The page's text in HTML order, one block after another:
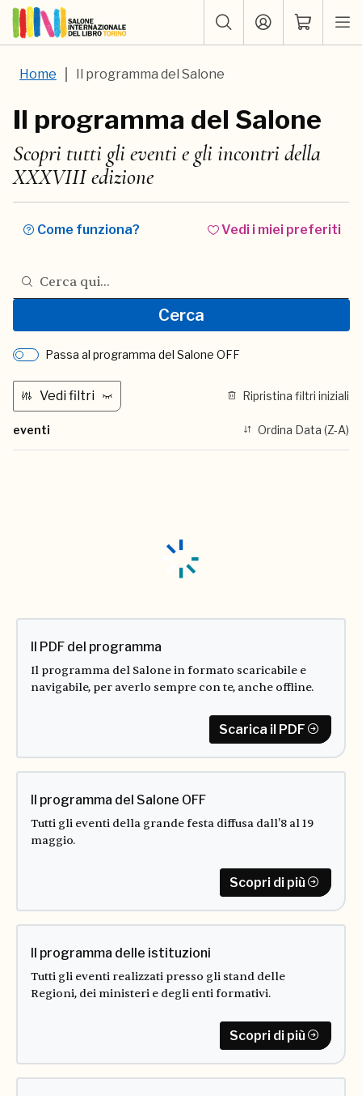
Home Il programma del Salone
Il programma del Salone
Scopri tutti gli eventi e gli incontri della
XXXVIII edizione
Come funziona? Vedi i miei preferiti
Cerca nel programma del Salone
Cerca
Passa al programma del Salone OFF
Vedi filtri Ripristina filtri iniziali
eventi Ordina Data (Z-A)
Il PDF del programma
Il programma del Salone in formato scaricabile e
navigabile, per averlo sempre con te, anche offline.
Scarica il PDF
Il programma del Salone OFF
Tutti gli eventi della grande festa diffusa dall'8 al 19
maggio.
Scopri di più
Il programma delle istituzioni
Tutti gli eventi realizzati presso gli stand delle
Regioni, dei ministeri e degli enti formativi.
Scopri di più